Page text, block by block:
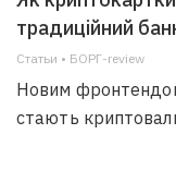
традиційний
Статьи • БОРГ-review
Новим
стають